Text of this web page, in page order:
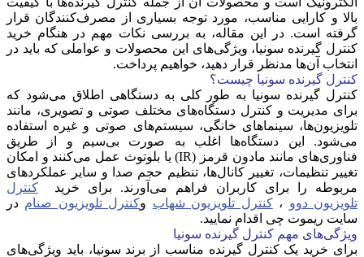
بالا و کارایی مناسب، مورد توجه بسیاری از مصرف‌کنندگان قرار
گرفته است. در این مقاله، به بررسی نکات مهم در هنگام خرید
کنترل گیرنده سونیا، ویژگی‌های این محصولات و عواملی که باید در
انتخاب آن‌ها مدنظر قرار دهید، خواهیم پرداخت.
کنترل گیرنده سونیا چیست؟
کنترل گیرنده سونیا به طور کلی به دستگاهی اطلاق می‌شود که
برای مدیریت و کنترل دستگاه‌های مختلف صوتی و تصویری، مانند
تلویزیون‌ها، سینماهای خانگی، سیستم‌های صوتی و غیره استفاده
می‌شود. این دستگاه‌ها اغلب به صورت بی‌سیم و از طریق
فناوری‌های مانند مادون قرمز (IR) یا بلوتوث عمل می‌کنند و امکان
تغییر تنظیمات، تغییر کانال‌ها، تنظیم حجم صدا و سایر عملکردهای
مربوطه را برای کاربران فراهم می‌آورند. برای خرید کنترل
تلویزیون دوو ،کنترل تلویزیون شهاب وکنترل تلویزیون صنام در
سایت ریموت چی اقدام نمایید.
ویژگی‌های مهم کنترل گیرنده سونیا
برای خرید یک کنترل گیرنده مناسب از برند سونیا، باید ویژگی‌های